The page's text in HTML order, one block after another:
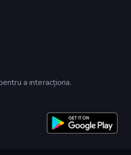
a interacționa.